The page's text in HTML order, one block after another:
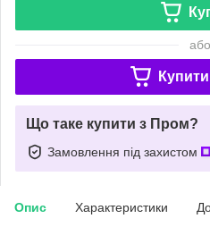
або
Що таке купити з Пром?
Замовлення під захистом
Опис Характеристики